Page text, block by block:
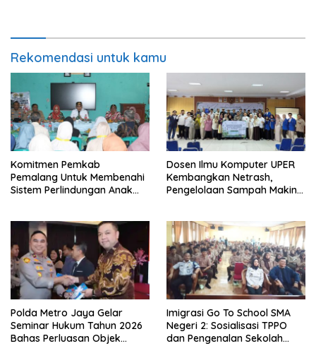
Rekomendasi untuk kamu
Komitmen Pemkab
Pemalang Untuk Membenahi
Sistem Perlindungan Anak
Dosen Ilmu Komputer UPER
Kembangkan Netrash,
Pengelolaan Sampah Makin
Polda Metro Jaya Gelar
Seminar Hukum Tahun 2026
Bahas Perluasan Objek
Imigrasi Go To School SMA
Negeri 2: Sosialisasi TPPO
dan Pengenalan Sekolah